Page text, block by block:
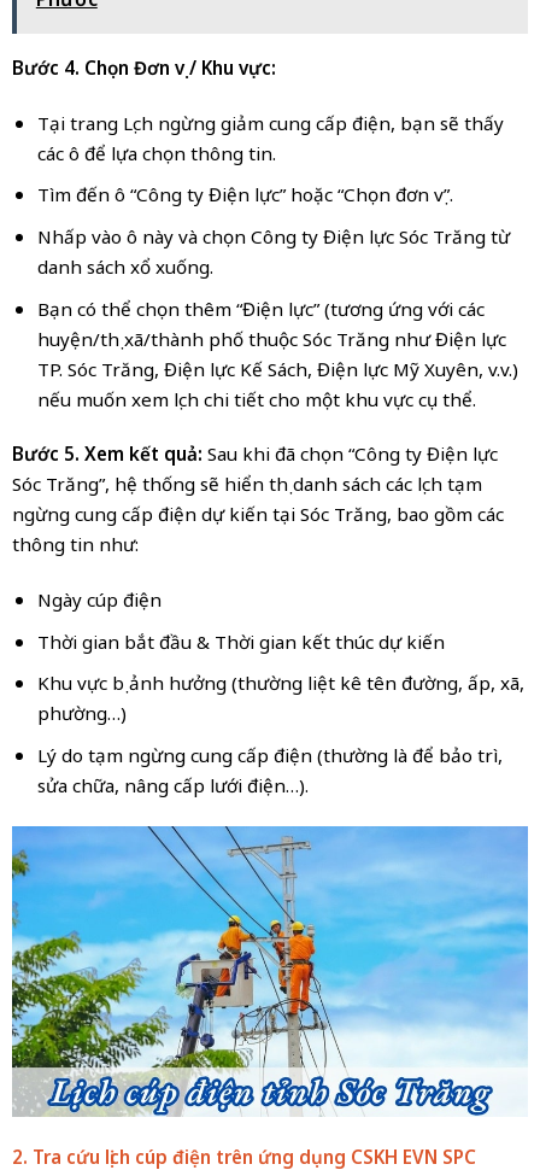
Bước 4. Chọn Đơn vị / Khu vực:
Tại trang Lịch ngừng giảm cung cấp điện, bạn sẽ thấy
các ô để lựa chọn thông tin.
Tìm đến ô “Công ty Điện lực” hoặc “Chọn đơn vị”.
Nhấp vào ô này và chọn Công ty Điện lực Sóc Trăng từ
danh sách xổ xuống.
Bạn có thể chọn thêm “Điện lực” (tương ứng với các
huyện/thị xã/thành phố thuộc Sóc Trăng như Điện lực
TP. Sóc Trăng, Điện lực Kế Sách, Điện lực Mỹ Xuyên, v.v.)
nếu muốn xem lịch chi tiết cho một khu vực cụ thể.
Bước 5. ​Xem kết quả: Sau khi đã chọn “Công ty Điện lực
Sóc Trăng”, hệ thống sẽ hiển thị danh sách các lịch tạm
ngừng cung cấp điện dự kiến tại Sóc Trăng, bao gồm các
thông tin như:
Ngày cúp điện
Thời gian bắt đầu & Thời gian kết thúc dự kiến
Khu vực bị ảnh hưởng (thường liệt kê tên đường, ấp, xã,
phường…)
Lý do tạm ngừng cung cấp điện (thường là để bảo trì,
sửa chữa, nâng cấp lưới điện…).
2. Tra cứu lịch cúp điện trên ứng dụng CSKH EVN SPC